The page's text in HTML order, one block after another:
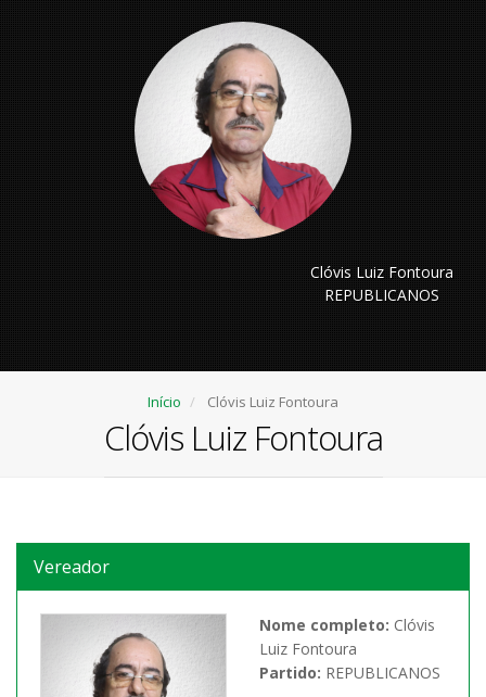
Clóvis Luiz Fontoura
REPUBLICANOS
Início Clóvis Luiz Fontoura
Clóvis Luiz Fontoura
Vereador
Nome completo: Clóvis
Luiz Fontoura
Partido: REPUBLICANOS